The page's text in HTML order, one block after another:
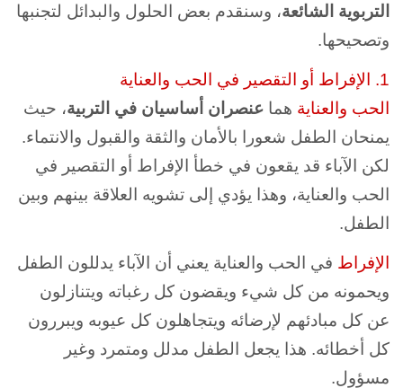
التربوية الشائعة، وسنقدم بعض الحلول والبدائل لتجنبها
وتصحيحها.
1. الإفراط أو التقصير في الحب والعناية
الحب والعناية هما عنصران أساسيان في التربية، حيث
يمنحان الطفل شعورا بالأمان والثقة والقبول والانتماء.
لكن الآباء قد يقعون في خطأ الإفراط أو التقصير في
الحب والعناية، وهذا يؤدي إلى تشويه العلاقة بينهم وبين
الطفل.
الإفراط في الحب والعناية يعني أن الآباء يدللون الطفل
ويحمونه من كل شيء ويقضون كل رغباته ويتنازلون
عن كل مبادئهم لإرضائه ويتجاهلون كل عيوبه ويبررون
كل أخطائه. هذا يجعل الطفل مدلل ومتمرد وغير
مسؤول.